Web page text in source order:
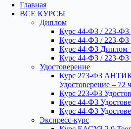
Главная
ВСЕ КУРСЫ
Диплом
Курс 44-ФЗ / 223-ФЗ
Курс 44-ФЗ / 223-ФЗ
Курс 44-ФЗ Диплом
Курс 44-ФЗ / 223-ФЗ
Удостоверение
Курс 273-ФЗ
Удостоверение – 72
Курс 223-ФЗ
Курс 44-ФЗ
Курс 44-ФЗ
Экспресс-курс